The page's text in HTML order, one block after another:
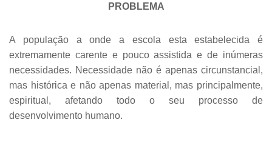
PROBLEMA
A população a onde a escola esta estabelecida é
extremamente carente e pouco assistida e de inúmeras
necessidades. Necessidade não é apenas circunstancial,
mas histórica e não apenas material, mas principalmente,
espiritual, afetando todo o seu processo de
desenvolvimento humano.